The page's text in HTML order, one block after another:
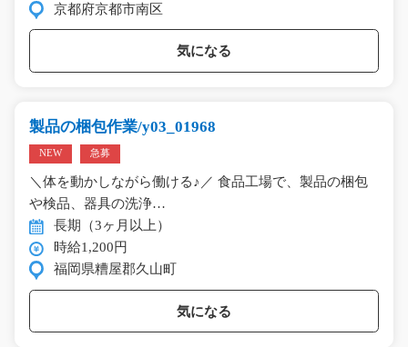
京都府京都市南区
気になる
製品の梱包作業/y03_01968
NEW 急募
＼体を動かしながら働ける♪／ 食品工場で、製品の梱包
や検品、器具の洗浄…
長期（3ヶ月以上）
時給1,200円
福岡県糟屋郡久山町
気になる